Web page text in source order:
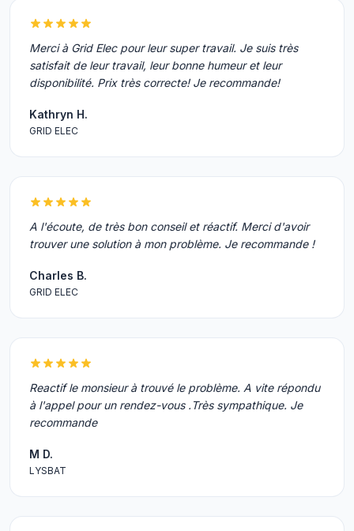
Merci à Grid Elec pour leur super travail. Je suis très
satisfait de leur travail, leur bonne humeur et leur
disponibilité. Prix très correcte! Je recommande!
Kathryn H.
GRID ELEC
A l'écoute, de très bon conseil et réactif. Merci d'avoir
trouver une solution à mon problème. Je recommande !
Charles B.
GRID ELEC
Reactif le monsieur à trouvé le problème. A vite répondu
à l'appel pour un rendez-vous .Très sympathique. Je
recommande
M D.
LYSBAT